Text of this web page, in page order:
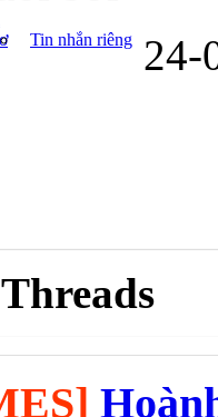
Tin nhắn riêng 24-